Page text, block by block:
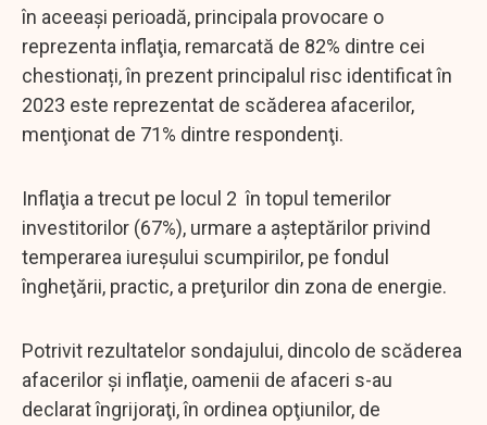
în aceeaşi perioadă, principala provocare o
reprezenta inflaţia, remarcată de 82% dintre cei
chestionați, în prezent principalul risc identificat în
2023 este reprezentat de scăderea afacerilor,
menţionat de 71% dintre respondenţi.
Inflaţia a trecut pe locul 2 în topul temerilor
investitorilor (67%), urmare a aşteptărilor privind
temperarea iureşului scumpirilor, pe fondul
îngheţării, practic, a preţurilor din zona de energie.
Potrivit rezultatelor sondajului, dincolo de scăderea
afacerilor şi inflaţie, oamenii de afaceri s-au
declarat îngrijoraţi, în ordinea opţiunilor, de